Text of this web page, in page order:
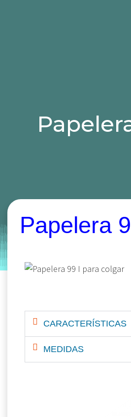
Entorno | on octubre 25, 2019
Papelera
CARACTERÍSTICAS
MEDIDAS